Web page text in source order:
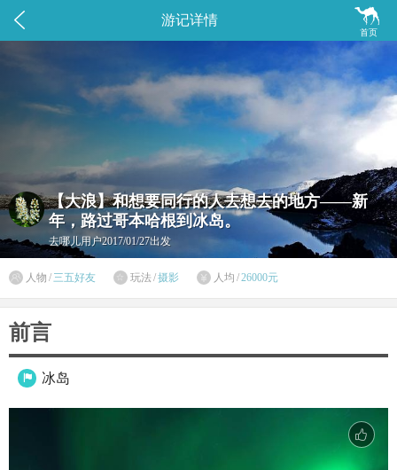
 
首页
游记详情
【大浪】和想要同行的人去想去的地方——新
年，路过哥本哈根到冰岛。
去哪儿用户2017/01/27出发
 人物 / 三五好友  玩法 /摄影  人均 /26000元
前言
 冰岛